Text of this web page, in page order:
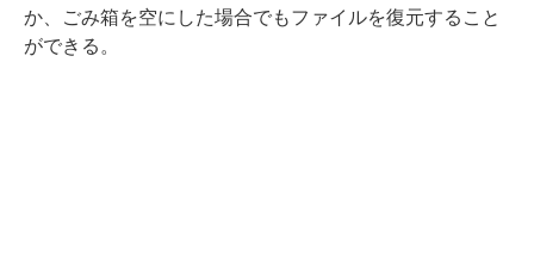
か、ごみ箱を空にした場合でもファイルを復元すること
ができる。